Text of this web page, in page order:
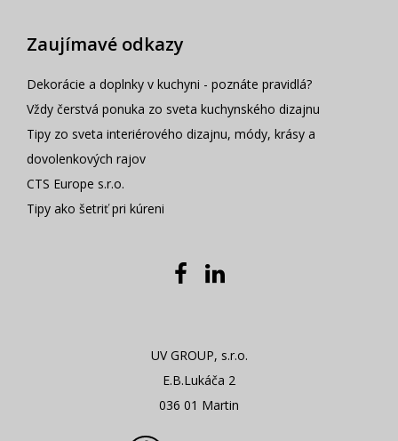
Zaujímavé odkazy
Dekorácie a doplnky v kuchyni - poznáte pravidlá?
Vždy čerstvá ponuka zo sveta kuchynského dizajnu
Tipy zo sveta interiérového dizajnu, módy, krásy a
dovolenkových rajov
CTS Europe s.r.o.
Tipy ako šetriť pri kúreni
UV GROUP, s.r.o.
E.B.Lukáča 2
036 01 Martin